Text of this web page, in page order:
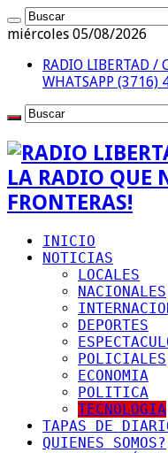
miércoles 05/08/2026
RADIO LIBERTAD /
WHATSAPP (3716)
LA RADIO QUE
FRONTERAS!
INICIO
NOTICIAS
LOCALES
NACIONALES
DEPORTES
POLICIALES
ECONOMIA
POLITICA
TECNOLOGIA
TAPAS DE
QUIENES SOMOS?